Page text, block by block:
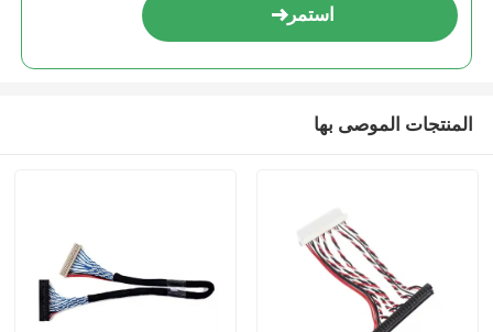
استمر
المنتجات الموصى بها